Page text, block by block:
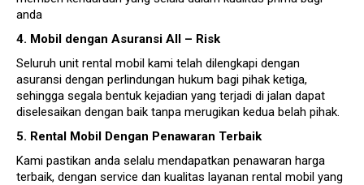
anda
4. Mobil dengan Asuransi All – Risk
Seluruh unit rental mobil kami telah dilengkapi dengan
asuransi dengan perlindungan hukum bagi pihak ketiga,
sehingga segala bentuk kejadian yang terjadi di jalan dapat
diselesaikan dengan baik tanpa merugikan kedua belah pihak.
5. Rental Mobil Dengan Penawaran Terbaik
Kami pastikan anda selalu mendapatkan penawaran harga
terbaik, dengan service dan kualitas layanan rental mobil yang